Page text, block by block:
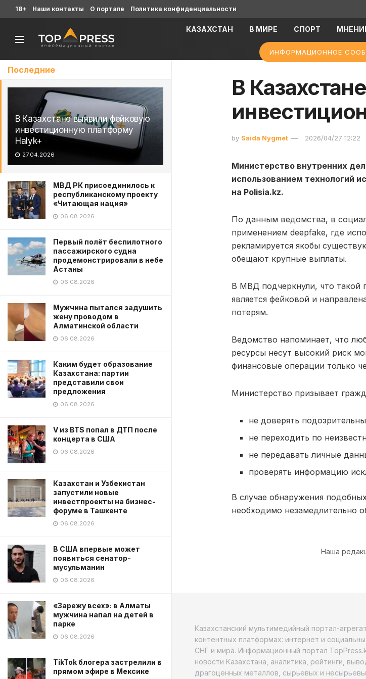
Последние
В Казахстане выявили фейковую
инвестиционную платформу
Halyk+
27.04.2026
МВД РК присоединилось к
республиканскому проекту
«Читающая нация»
06.08.2026
Первый полёт беспилотного
пассажирского судна
продемонстрировали в небе
Астаны
06.08.2026
Мужчина пытался задушить
жену проводом в
Алматинской области
06.08.2026
Каким будет образование
Казахстана: партии
представили свои
предложения
06.08.2026
V из BTS попал в ДТП после
концерта в США
06.08.2026
Казахстан и Узбекистан
запустили новые
инвестпроекты на бизнес-
форуме в Ташкенте
06.08.2026
В США впервые может
появиться сенатор-
мусульманин
06.08.2026
«Зарежу всех»: в Алматы
мужчина напал на детей в
парке
06.08.2026
TikTok блогера застрелили в
прямом эфире в Мексике
18+ Наши контакты О портале Политика конфиденциальности
КАЗАХСТАН В МИРЕ СПОРТ
ИНФОРМАЦИОННОЕ
В
by Saida Nygmet 2026/04/27 12:22
Министерство внутренних
использованием технологий
на Polisia.kz.
По данным ведомства, в
применением deepfake, где
рекламируется якобы
обещают крупные выплаты.
В МВД подчеркнули, что такой
является фейковой и
потерям.
Ведомство напоминает, что
ресурсы несут высокий риск
финансовые операции только
Министерство призывает
не доверять
не переходить по
не передавать личные
проверять информацию
В случае обнаружения
необходимо незамедлительно
Наша
Казахстанский мультимедийный портал-
контентных платформах: интернет и
СНГ и мира. Информационный портал
новости Казахстана, аналитика, рейтинги,
драгоценных металлов, сырьевых и